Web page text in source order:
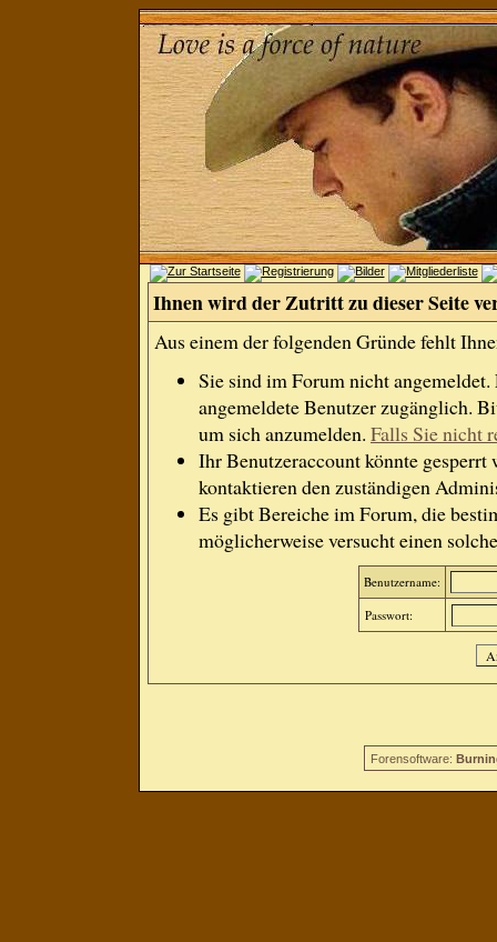
Ihnen wird der Zutritt zu dieser Seite
Aus einem der folgenden Gründe fehlt
Sie sind im Forum nicht
angemeldete Benutzer zugänglich.
um sich anzumelden. Falls Sie nicht
Ihr Benutzeraccount könnte gesperrt
kontaktieren den zuständigen
Es gibt Bereiche im Forum, die
möglicherweise versucht einen
Benutzername:
Passwort:
Forensoftware: